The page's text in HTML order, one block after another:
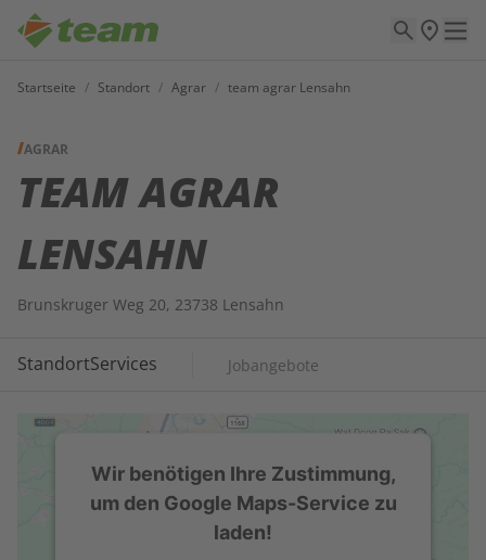
Startseite / Standort / Agrar / team agrar Lensahn
AGRAR
TEAM AGRAR
LENSAHN
Brunskruger Weg 20, 23738 Lensahn
StandortServices Jobangebote
Wir benötigen Ihre Zustimmung,
um den Google Maps-Service zu
laden!